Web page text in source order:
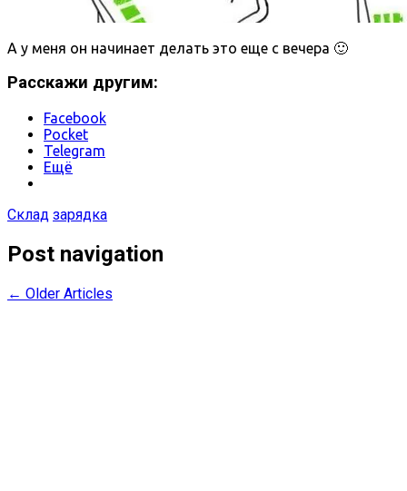
А у меня он начинает делать это еще с вечера 🙂
Расскажи другим:
Facebook
Pocket
Telegram
Ещё
Склад зарядка
Post navigation
← Older Articles